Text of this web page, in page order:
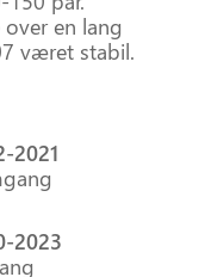
en lang
været stabil.